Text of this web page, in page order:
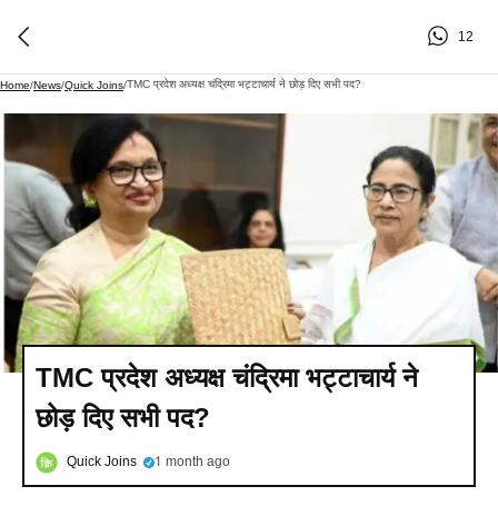
12
Home/News/Quick Joins/TMC प्रदेश अध्यक्ष चंद्रिमा भट्टाचार्य ने छोड़ दिए सभी पद?
TMC प्रदेश अध्यक्ष चंद्रिमा भट्टाचार्य ने
छोड़ दिए सभी पद?
Quick Joins 1 month ago